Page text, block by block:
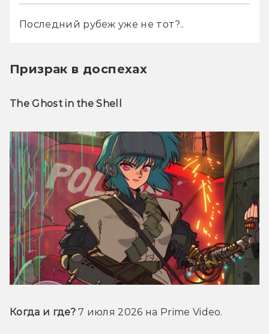
Последний рубеж уже не тот?..
Призрак в доспехах
The Ghost in the Shell
Когда и где? 7 июля 2026 на Prime Video.